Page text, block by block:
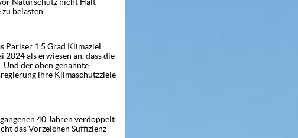
belasten.
Pariser 1,5 Grad Klimaziel:
als erwiesen an, dass die
der oben genannte
ihre Klimaschutzziele
40 Jahren verdoppelt
das Vorzeichen Suffizienz